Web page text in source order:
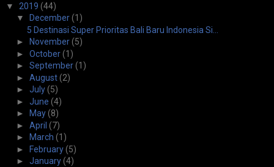
▼ 2019 (44)
▼
December(1)
5 Destinasi Super Prioritas Bali Baru Indonesia Si...
►
November(5)
► October(1)
► September(1)
► August(2)
► July(5)
► June (4)
►
May(8)
► April (7)
►
March (1)
► February(5)
► January(4)